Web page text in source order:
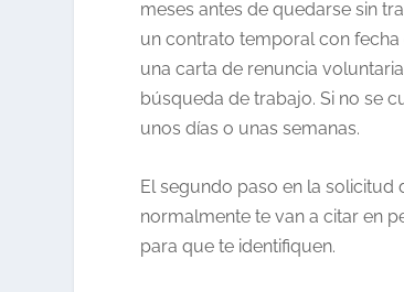
meses antes de quedarse sin
un contrato temporal con
una carta de renuncia
búsqueda de trabajo. Si no se
unos días o unas semanas.
El segundo paso en la solicitud
normalmente te van a citar en
para que te identifiquen.